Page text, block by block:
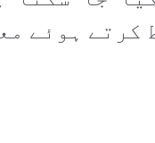
کرتے ہوئے